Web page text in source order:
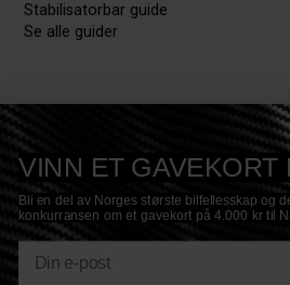
Stabilisatorbar guide
Se alle guider
VINN ET GAVEKORT
Bli en del av Norges største bilfellesskap og
konkurransen om et gavekort på 4.000 kr til